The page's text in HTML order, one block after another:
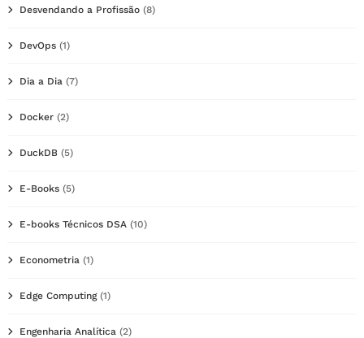
Desvendando a Profissão (8)
DevOps (1)
Dia a Dia (7)
Docker (2)
DuckDB (5)
E-Books (5)
E-books Técnicos DSA (10)
Econometria (1)
Edge Computing(1)
Engenharia Analítica (2)